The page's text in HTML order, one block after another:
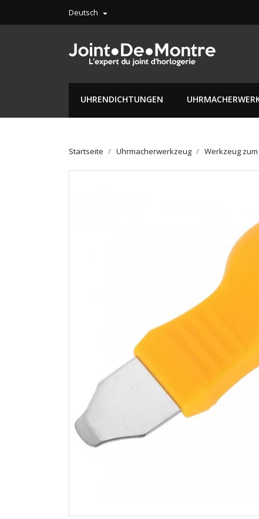
Deutsch 
UHRENDICHTUNGEN
Startseite Uhrmacherwerkzeug Werkzeug